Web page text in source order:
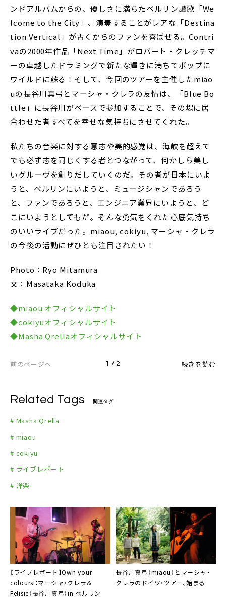
ンドアルバムからの、優しさに満ちたベルリン讃歌「We
lcome to the City」、演奏することがレアな「Destina
tion Vertical」が古くからのファンを喜ばせる。Contri
vaの2000年作品「Next Time」がロバート・クレッチマ
ーの卓越したドラミングで新たな輝きに満ちてポップに
ワイルドに蘇る！そして、今回のツアーを主催したmiao
uの長谷川真弓とマーシャ・クレラの友情は、「Blue Bo
ttle」に長谷川がベースで参加することで、その場に居
合わせた者すべてを幸せな気持ちにさせてくれた。
私たちの音楽に対する意志や美的感覚は、海峡を超えて
でも必ず志を同じくする者とつながって、何かしら美し
いグルーヴを創りだしていくのだ。その者が日本にいよ
うと、ベルリンにいようと、ミュージシャンであろう
と、ファンであろうと、エンジニア業界にいようと、ど
こにいようとしてもだ。そんな勇気をくれた心底気持ち
のいいライブだった。miaou, cokiyu, マーシャ・クレラ
の今後の活動にぜひとも注目されたい！
Photo：Ryo Mitamura
文：Masataka Koduka
◆miaou オフィシャルサイト
◆cokiyuオフィシャルサイト
◆Masha Qrellaオフィシャルサイト
前のページへ 1 / 2 続きを読む
Related Tags 関連タグ
# Masha Qrella
# miaou
# cokiyu
# ライブレポート
# 洋楽
【ライブレポート】Own your
colours!：マーシャ・クレラ＆
Felisie（長谷川真弓）in ベルリン
長谷川真弓（miaou） と マーシャ・
クレラのドイツ・ツアー、始まる